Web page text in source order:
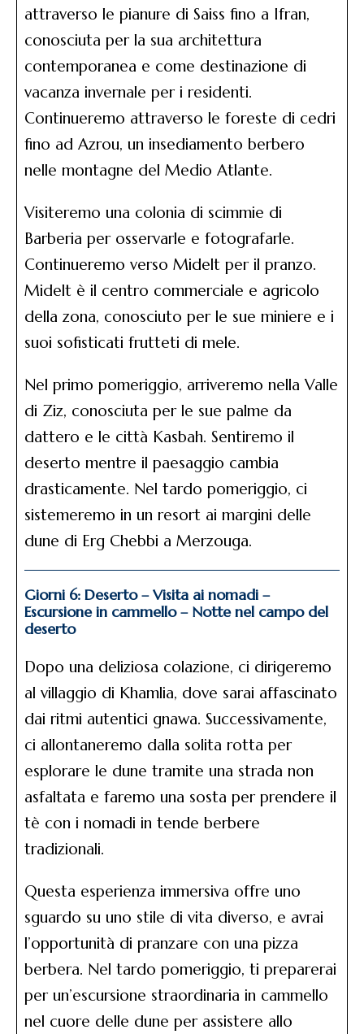
attraverso le pianure di Saiss fino a Ifran,
conosciuta per la sua architettura
contemporanea e come destinazione di
vacanza invernale per i residenti.
Continueremo attraverso le foreste di cedri
fino ad Azrou, un insediamento berbero
nelle montagne del Medio Atlante.
Visiteremo una colonia di scimmie di
Barberia per osservarle e fotografarle.
Continueremo verso Midelt per il pranzo.
Midelt è il centro commerciale e agricolo
della zona, conosciuto per le sue miniere e i
suoi sofisticati frutteti di mele.
Nel primo pomeriggio, arriveremo nella Valle
di Ziz, conosciuta per le sue palme da
dattero e le città Kasbah. Sentiremo il
deserto mentre il paesaggio cambia
drasticamente. Nel tardo pomeriggio, ci
sistemeremo in un resort ai margini delle
dune di Erg Chebbi a Merzouga.
Giorni 6: Deserto – Visita ai nomadi –
Escursione in cammello – Notte nel campo del
deserto
Dopo una deliziosa colazione, ci dirigeremo
al villaggio di Khamlia, dove sarai affascinato
dai ritmi autentici gnawa. Successivamente,
ci allontaneremo dalla solita rotta per
esplorare le dune tramite una strada non
asfaltata e faremo una sosta per prendere il
tè con i nomadi in tende berbere
tradizionali.
Questa esperienza immersiva offre uno
sguardo su uno stile di vita diverso, e avrai
l’opportunità di pranzare con una pizza
berbera. Nel tardo pomeriggio, ti preparerai
per un’escursione straordinaria in cammello
nel cuore delle dune per assistere allo